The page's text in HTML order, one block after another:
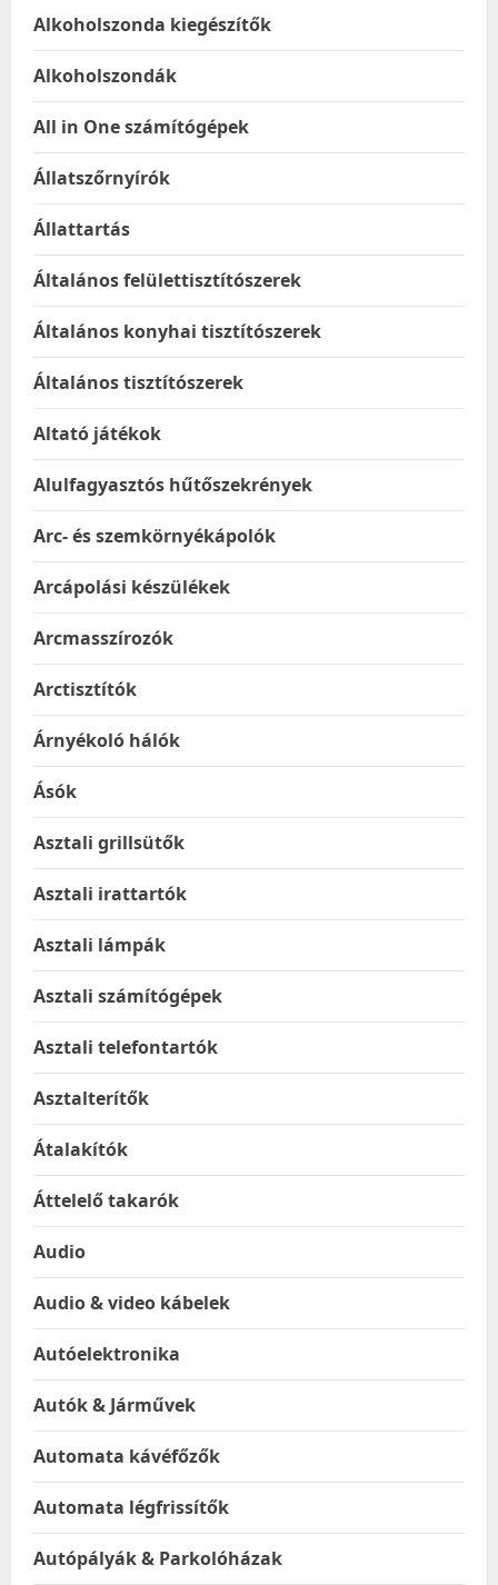
Alkoholszonda kiegészítők
Alkoholszondák
All in One számítógépek
Állatszőrnyírók
Állattartás
Általános felülettisztítószerek
Általános konyhai tisztítószerek
Általános tisztítószerek
Altató játékok
Alulfagyasztós hűtőszekrények
Arc- és szemkörnyékápolók
Arcápolási készülékek
Arcmasszírozók
Arctisztítók
Árnyékoló hálók
Ásók
Asztali grillsütők
Asztali irattartók
Asztali lámpák
Asztali számítógépek
Asztali telefontartók
Asztalterítők
Átalakítók
Áttelelő takarók
Audio
Audio & video kábelek
Autóelektronika
Autók & Járművek
Automata kávéfőzők
Automata légfrissítők
Autópályák & Parkolóházak